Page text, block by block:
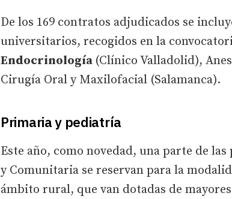
De los 169 contratos adjudicados se
universitarios, recogidos en la
Endocrinología (Clínico Valladolid),
Cirugía Oral y Maxilofacial (Salamanca).
Primaria y pediatría
Este año, como novedad, una parte de
y Comunitaria se reservan para la
ámbito rural, que van dotadas de